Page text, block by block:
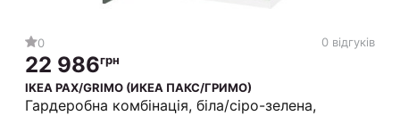
0 0 відгуків
22 986грн
IKEA PAX/GRIMO (ИКЕА ПАКС/ГРИМО)
Гардеробна комбінація, біла/сіро-зелена,